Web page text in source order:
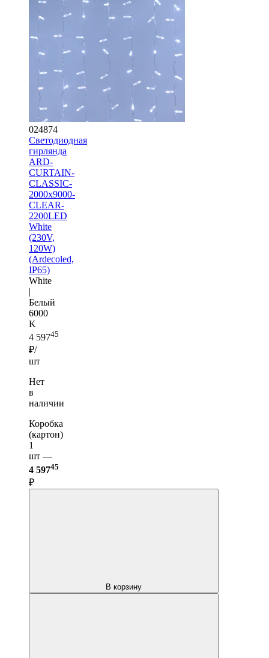
024874
Светодиодная
гирлянда
ARD-
CURTAIN-
CLASSIC-
2000x9000-
CLEAR-
2200LED
White
(230V,
120W)
(Ardecoled,
IP65)
White
|
Белый
6000
K
4 59745
₽/
шт
Нет
в
наличии
Коробка
(картон)
1
шт —
4 59745
₽
В корзину